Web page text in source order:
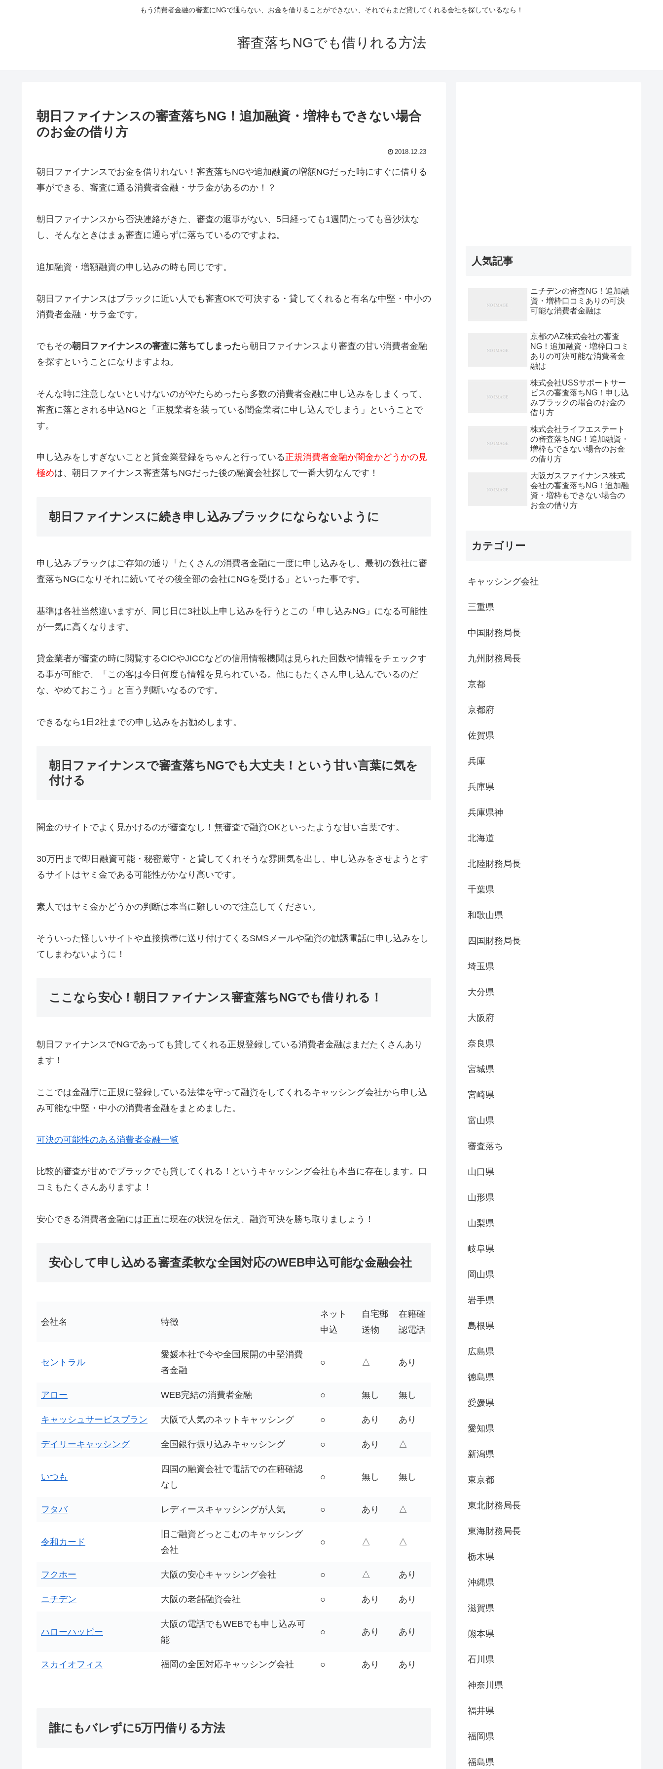
もう消費者金融の審査にNGで通らない、お金を借りることができない、それでもまだ貸してくれる会社を探しているなら！
審査落ちNGでも借りれる方法
朝日ファイナンスの審査落ちNG！追加融資・増枠もできない場合
のお金の借り方
2018.12.23
朝日ファイナンスでお金を借りれない！審査落ちNGや追加融資の増額NGだった時にすぐに借りる
事ができる、審査に通る消費者金融・サラ金があるのか！？
朝日ファイナンスから否決連絡がきた、審査の返事がない、5日経っても1週間たっても音沙汰な
し、そんなときはまぁ審査に通らずに落ちているのですよね。
追加融資・増額融資の申し込みの時も同じです。
朝日ファイナンスはブラックに近い人でも審査OKで可決する・貸してくれると有名な中堅・中小の
消費者金融・サラ金です。
でもその朝日ファイナンスの審査に落ちてしまった ら朝日ファイナンスより審査の甘い消費者金融
を探すということになりますよね。
そんな時に注意しないといけないのがやたらめったら多数の消費者金融に申し込みをしまくって、
審査に落とされる申込NGと「正規業者を装っている闇金業者に申し込んでしまう」ということで
す。
申し込みをしすぎないことと貸金業登録をちゃんと行っている正規消費者金融か闇金かどうかの見
極めは、朝日ファイナンス審査落ちNGだった後の融資会社探しで一番大切なんです！
朝日ファイナンスに続き申し込みブラックにならないように
申し込みブラックはご存知の通り「たくさんの消費者金融に一度に申し込みをし、最初の数社に審
査落ちNGになりそれに続いてその後全部の会社にNGを受ける」といった事です。
基準は各社当然違いますが、同じ日に3社以上申し込みを行うとこの「申し込みNG」になる可能性
が一気に高くなります。
貸金業者が審査の時に閲覧するCICやJICCなどの信用情報機関は見られた回数や情報をチェックす
る事が可能で、「この客は今日何度も情報を見られている。他にもたくさん申し込んでいるのだ
な、やめておこう」と言う判断いなるのです。
できるなら1日2社までの申し込みをお勧めします。
朝日ファイナンスで審査落ちNGでも大丈夫！という甘い言葉に気を
付ける
闇金のサイトでよく見かけるのが審査なし！無審査で融資OKといったような甘い言葉です。
30万円まで即日融資可能・秘密厳守・と貸してくれそうな雰囲気を出し、申し込みをさせようとす
るサイトはヤミ金である可能性がかなり高いです。
素人ではヤミ金かどうかの判断は本当に難しいので注意してください。
そういった怪しいサイトや直接携帯に送り付けてくるSMSメールや融資の勧誘電話に申し込みをし
てしまわないように！
ここなら安心！朝日ファイナンス審査落ちNGでも借りれる！
朝日ファイナンスでNGであっても貸してくれる正規登録している消費者金融はまだたくさんあり
ます！
ここでは金融庁に正規に登録している法律を守って融資をしてくれるキャッシング会社から申し込
み可能な中堅・中小の消費者金融をまとめました。
可決の可能性のある消費者金融一覧
比較的審査が甘めでブラックでも貸してくれる！というキャッシング会社も本当に存在します。口
コミもたくさんありますよ！
安心できる消費者金融には正直に現在の状況を伝え、融資可決を勝ち取りましょう！
安心して申し込める審査柔軟な全国対応のWEB申込可能な金融会社
会社名 特徴
ネット
申込
自宅郵
送物
在籍確
認電話
セントラル
愛媛本社で今や全国展開の中堅消費
者金融
○ △ あり
アロー WEB完結の消費者金融 ○ 無し 無し
キャッシュサービスプラン 大阪で人気のネットキャッシング ○ あり あり
デイリーキャッシング 全国銀行振り込みキャッシング ○ あり △
いつも
四国の融資会社で電話での在籍確認
なし
○ 無し 無し
フタバ レディースキャッシングが人気 ○ あり △
令和カード
旧ご融資どっとこむのキャッシング
会社
○ △ △
フクホー 大阪の安心キャッシング会社 ○ △ あり
ニチデン 大阪の老舗融資会社 ○ あり あり
ハローハッピー
大阪の電話でもWEBでも申し込み可
能
○ あり あり
スカイオフィス 福岡の全国対応キャッシング会社 ○ あり あり
誰にもバレずに5万円借りる方法
人気記事
ニチデンの審査NG！追加融
資・増枠口コミありの可決
可能な消費者金融は
京都のAZ株式会社の審査
NG！追加融資・増枠口コミ
ありの可決可能な消費者金
融は
株式会社USSサポートサー
ビスの審査落ちNG！申し込
みブラックの場合のお金の
借り方
株式会社ライフエステート
の審査落ちNG！追加融資・
増枠もできない場合のお金
の借り方
大阪ガスファイナンス株式
会社の審査落ちNG！追加融
資・増枠もできない場合の
お金の借り方
カテゴリー
キャッシング会社
三重県
中国財務局長
九州財務局長
京都
京都府
佐賀県
兵庫
兵庫県
兵庫県神
北海道
北陸財務局長
千葉県
和歌山県
四国財務局長
埼玉県
大分県
大阪府
奈良県
宮城県
宮崎県
富山県
審査落ち
山口県
山形県
山梨県
岐阜県
岡山県
岩手県
島根県
広島県
徳島県
愛媛県
愛知県
新潟県
東京都
東北財務局長
東海財務局長
栃木県
沖縄県
滋賀県
熊本県
石川県
神奈川県
福井県
福岡県
福島県